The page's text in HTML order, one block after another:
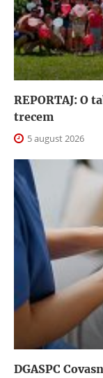
REPORTAJ: O
trecem
5 august 2026
DGASPC